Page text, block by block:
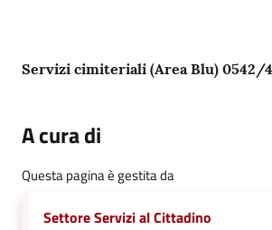
Servizi cimiteriali (Area Blu) 0542/
A cura di
Questa pagina è gestita da
Settore Servizi al Cittadino